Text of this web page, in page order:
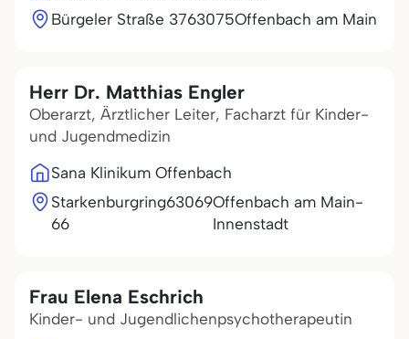
Bürgeler Straße 3763075Offenbach am Main
Herr Dr. Matthias Engler
Oberarzt, Ärztlicher Leiter, Facharzt für Kinder-
und Jugendmedizin
Sana Klinikum Offenbach
Starkenburgring
66
63069Offenbach am Main-
Innenstadt
Frau Elena Eschrich
Kinder- und Jugendlichenpsychotherapeutin